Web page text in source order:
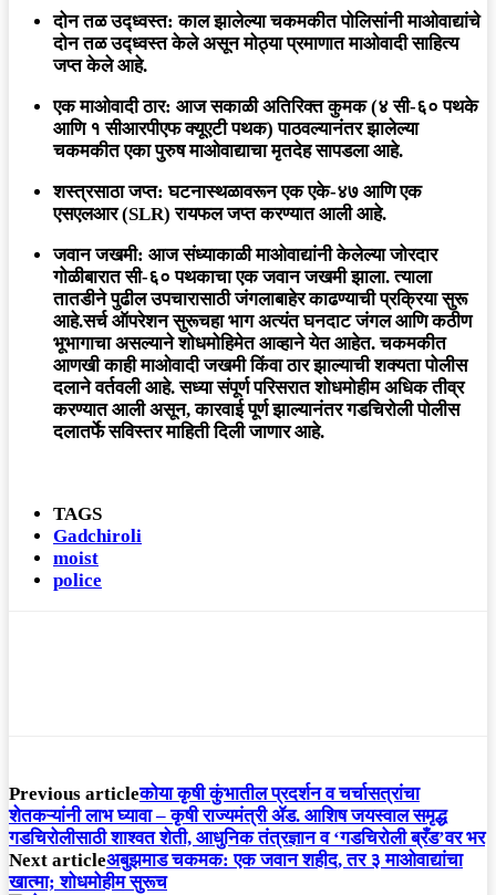
दोन तळ उद्ध्वस्त: काल झालेल्या चकमकीत पोलिसांनी माओवाद्यांचे
दोन तळ उद्ध्वस्त केले असून मोठ्या प्रमाणात माओवादी साहित्य
जप्त केले आहे.
एक माओवादी ठार: आज सकाळी अतिरिक्त कुमक (४ सी-६० पथके
आणि १ सीआरपीएफ क्यूएटी पथक) पाठवल्यानंतर झालेल्या
चकमकीत एका पुरुष माओवाद्याचा मृतदेह सापडला आहे.
शस्त्रसाठा जप्त: घटनास्थळावरून एक एके-४७ आणि एक
एसएलआर (SLR) रायफल जप्त करण्यात आली आहे.
जवान जखमी: आज संध्याकाळी माओवाद्यांनी केलेल्या जोरदार
गोळीबारात सी-६० पथकाचा एक जवान जखमी झाला. त्याला
तातडीने पुढील उपचारासाठी जंगलाबाहेर काढण्याची प्रक्रिया सुरू
आहे.सर्च ऑपरेशन सुरूचहा भाग अत्यंत घनदाट जंगल आणि कठीण
भूभागाचा असल्याने शोधमोहिमेत आव्हाने येत आहेत. चकमकीत
आणखी काही माओवादी जखमी किंवा ठार झाल्याची शक्यता पोलीस
दलाने वर्तवली आहे. सध्या संपूर्ण परिसरात शोधमोहीम अधिक तीव्र
करण्यात आली असून, कारवाई पूर्ण झाल्यानंतर गडचिरोली पोलीस
दलातर्फे सविस्तर माहिती दिली जाणार आहे.
TAGS
Gadchiroli
moist
police
Previous articleकोया कृषी कुंभातील प्रदर्शन व चर्चासत्रांचा
शेतकऱ्यांनी लाभ घ्यावा – कृषी राज्यमंत्री ॲड. आशिष जयस्वाल समृद्ध
गडचिरोलीसाठी शाश्वत शेती, आधुनिक तंत्रज्ञान व ‘गडचिरोली ब्रँड’वर भर
Next articleअबुझमाड चकमक: एक जवान शहीद, तर ३ माओवाद्यांचा
खात्मा; शोधमोहीम सुरूच